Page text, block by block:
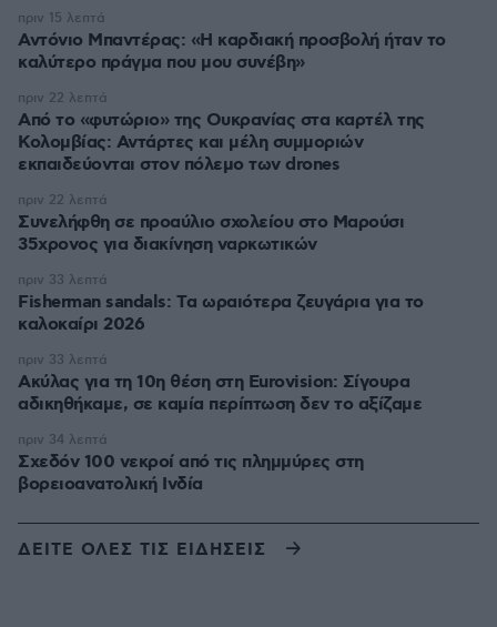
Αντόνιο Μπαντέρας: «Η καρδιακή προσβολή ήταν το
καλύτερο πράγμα που μου συνέβη»
πριν 15 λεπτά
Από το «φυτώριο» της Ουκρανίας στα καρτέλ της
Κολομβίας: Αντάρτες και μέλη συμμοριών
εκπαιδεύονται στον πόλεμο των drones
πριν 22 λεπτά
Συνελήφθη σε προαύλιο σχολείου στο Μαρούσι
35χρονος για διακίνηση ναρκωτικών
πριν 22 λεπτά
Fisherman sandals: Tα ωραιότερα ζευγάρια για το
καλοκαίρι 2026
πριν 33 λεπτά
Ακύλας για τη 10η θέση στη Eurovision: Σίγουρα
αδικηθήκαμε, σε καμία περίπτωση δεν το αξίζαμε
πριν 33 λεπτά
Σχεδόν 100 νεκροί από τις πλημμύρες στη
βορειοανατολική Ινδία
πριν 34 λεπτά
ΔΕΙΤΕ ΟΛΕΣ ΤΙΣ ΕΙΔΗΣΕΙΣ